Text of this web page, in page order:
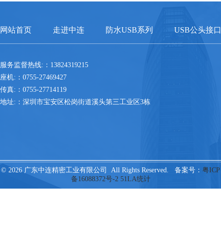
网站首页 走进中连 防水USB系列 USB公头接口
服务监督热线:：13824319215
座机:：0755-27469427
传真:：0755-27714119
地址:：深圳市宝安区松岗街道溪头第三工业区3栋
© 2026 广东中连精密工业有限公司 All Rights Reserved. 备案号： 粤ICP
备16088372号-2 51LA统计